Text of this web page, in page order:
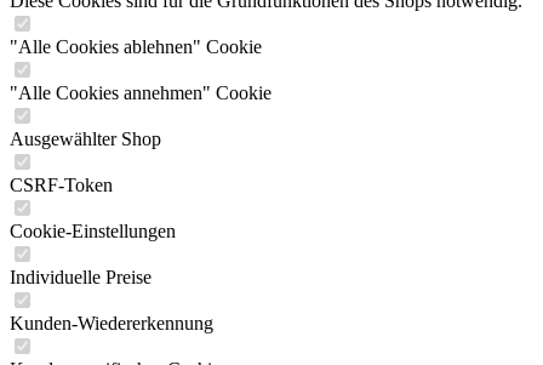
"Alle Cookies ablehnen" Cookie
"Alle Cookies annehmen" Cookie
Ausgewählter Shop
CSRF-Token
Cookie-Einstellungen
Individuelle Preise
Kunden-Wiedererkennung